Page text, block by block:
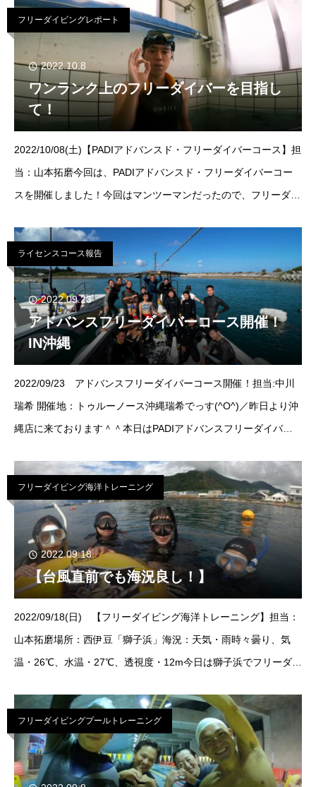
フリーダイビングレポート
2022.10.8
ワンランク上のフリーダイバーを目指し
て！
2022/10/08(土)【PADIアドバンスド・フリーダイバーコース】担
当：山本拓磨今回は、PADIアドバンスド・フリーダイバーコー
スを開催しました！今回はマンツーマンだったので、フリーダイ
してし
ライセンスコース報告
2022.09.23
アドバンスフリーダイバーコース開催！
IN沖縄
2022/09/23 アドバンスフリーダイバーコース開催！担当:中川
瑞希 開催地：トゥルーノース沖縄瑞希でっす(^O^)／昨日より沖
縄店に来ております＾＾本日はPADIアドバンスフリーダイバー
フリーダイビング海洋トレーニング
2022.09.18
【台風直前でも海況良し！】
2022/09/18(日) 【フリーダイビング海洋トレーニング】担当：
山本拓磨場所：西伊豆「獅子浜」海況：天気・雨時々曇り、気
温・26℃、水温・27℃、透視度・12m今日は獅子浜でフリーダイ
が、意
フリーダイビングプールトレーニング